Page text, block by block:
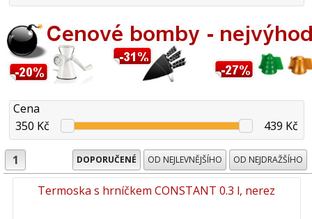
Cena
350 Kč
439 Kč
1 DOPORUČENÉ OD NEJLEVNĚJŠÍHO OD NEJDRAŽŠÍHO
Termoska s hrníčkem CONSTANT 0.3 l, nerez